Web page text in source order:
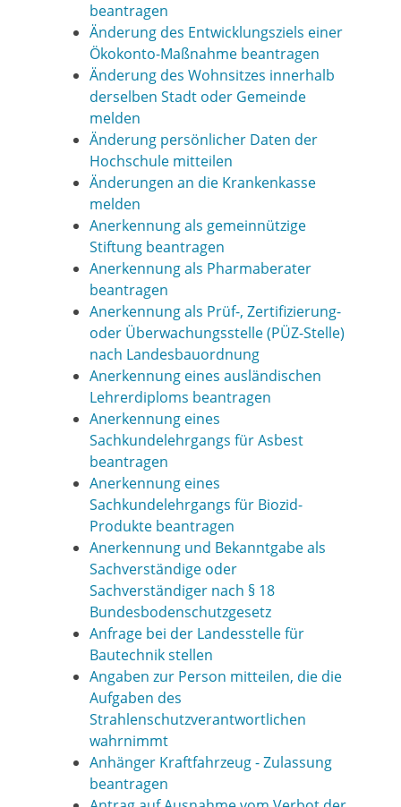
beantragen
Änderung des Entwicklungsziels einer
Ökokonto-Maßnahme beantragen
Änderung des Wohnsitzes innerhalb
derselben Stadt oder Gemeinde
melden
Änderung persönlicher Daten der
Hochschule mitteilen
Änderungen an die Krankenkasse
melden
Anerkennung als gemeinnützige
Stiftung beantragen
Anerkennung als Pharmaberater
beantragen
Anerkennung als Prüf-, Zertifizierung-
oder Überwachungsstelle (PÜZ-Stelle)
nach Landesbauordnung
Anerkennung eines ausländischen
Lehrerdiploms beantragen
Anerkennung eines
Sachkundelehrgangs für Asbest
beantragen
Anerkennung eines
Sachkundelehrgangs für Biozid-
Produkte beantragen
Anerkennung und Bekanntgabe als
Sachverständige oder
Sachverständiger nach § 18
Bundesbodenschutzgesetz
Anfrage bei der Landesstelle für
Bautechnik stellen
Angaben zur Person mitteilen, die die
Aufgaben des
Strahlenschutzverantwortlichen
wahrnimmt
Anhänger Kraftfahrzeug - Zulassung
beantragen